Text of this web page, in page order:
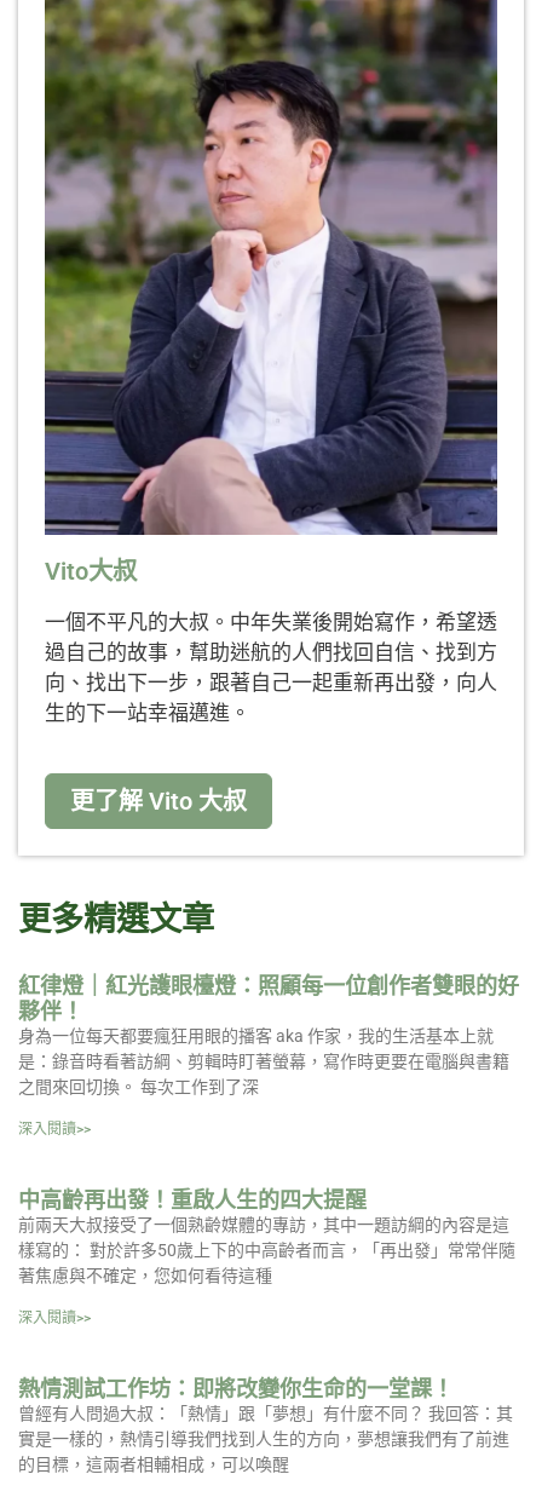
Vito大叔
一個不平凡的大叔。中年失業後開始寫作，希望透
過自己的故事，幫助迷航的人們找回自信、找到方
向、找出下一步，跟著自己一起重新再出發，向人
生的下一站幸福邁進。
更了解 Vito 大叔
更多精選文章
紅律燈｜紅光護眼檯燈：照顧每一位創作者雙眼的好
夥伴！
身為一位每天都要瘋狂用眼的播客 aka 作家，我的生活基本上就
是：錄音時看著訪綱、剪輯時盯著螢幕，寫作時更要在電腦與書籍
之間來回切換。 每次工作到了深
深入閱讀>>
中高齡再出發！重啟人生的四大提醒
前兩天大叔接受了一個熟齡媒體的專訪，其中一題訪綱的內容是這
樣寫的： 對於許多50歲上下的中高齡者而言，「再出發」常常伴隨
著焦慮與不確定，您如何看待這種
深入閱讀>>
熱情測試工作坊：即將改變你生命的一堂課！
曾經有人問過大叔：「熱情」跟「夢想」有什麼不同？ 我回答：其
實是一樣的，熱情引導我們找到人生的方向，夢想讓我們有了前進
的目標，這兩者相輔相成，可以喚醒